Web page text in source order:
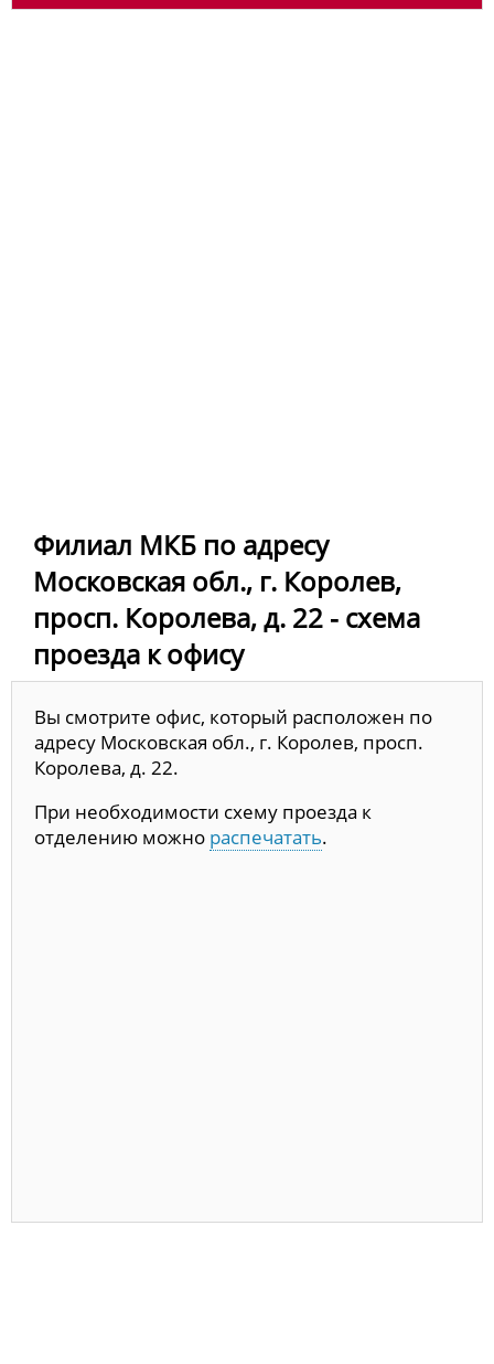
Филиал МКБ по адресу
Московская обл., г. Королев,
просп. Королева, д. 22 - схема
проезда к офису
Вы смотрите офис, который расположен по
адресу Московская обл., г. Королев, просп.
Королева, д. 22.
При необходимости схему проезда к
отделению можно распечатать.